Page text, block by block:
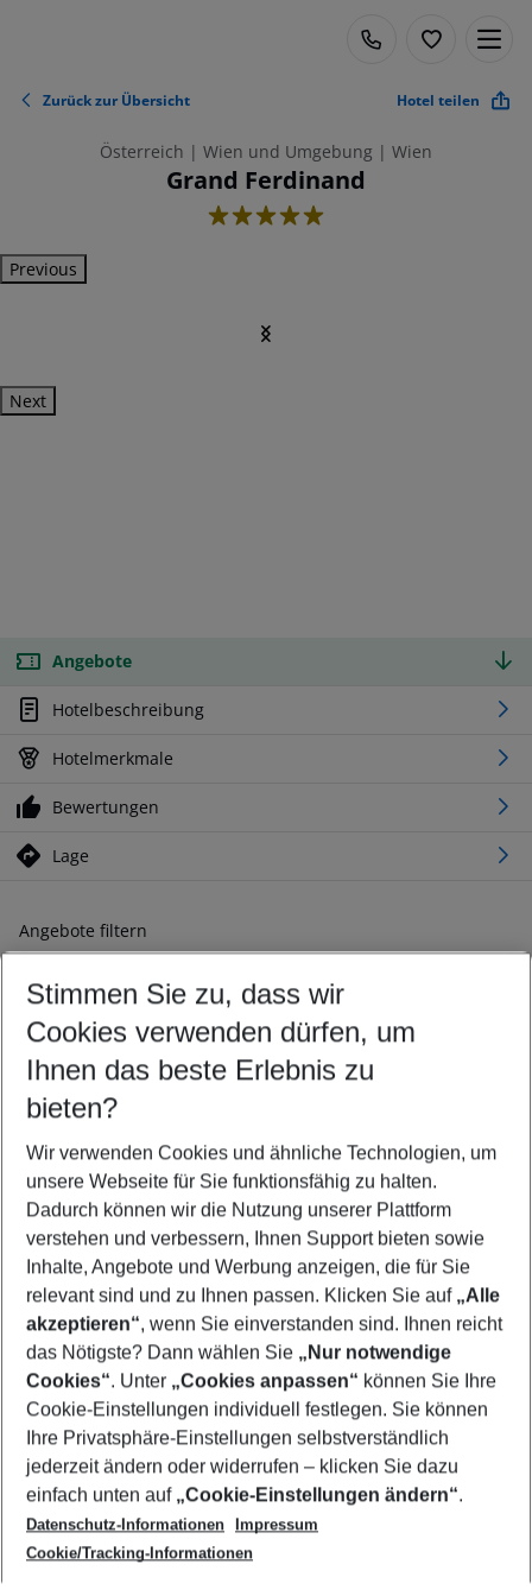
Zurück zur Übersicht Hotel teilen
Österreich | Wien und Umgebung | Wien
Grand Ferdinand
5
Previous
Next
Angebote
Hotelbeschreibung
Hotelmerkmale
Bewertungen
Lage
Angebote filtern
Ändern Sie Ihre Kriterien nach Ihren Wünschen
Abflughafen wählen
Beliebiger Abflughafen
Reisezeitraum wählen
10.08.26– 08.08.27 5-8 Nächte
2 Erwachsene Keine Kinder
Mehr Filter anzeigen
Footer
Footer navigation
Über uns
AGB
Cookie-Einstellungen ändern
Cookie-Richtlinie
Datenschutz
Service & Hilfe
Barrierefreies Reisen
Check-in
Folgen Sie uns
Stimmen Sie zu, dass wir
Cookies verwenden dürfen, um
Ihnen das beste Erlebnis zu
bieten?
Wir verwenden Cookies und ähnliche Technologien, um
unsere Webseite für Sie funktionsfähig zu halten.
Dadurch können wir die Nutzung unserer Plattform
verstehen und verbessern, Ihnen Support bieten sowie
Inhalte, Angebote und Werbung anzeigen, die für Sie
relevant sind und zu Ihnen passen. Klicken Sie auf „Alle
akzeptieren“, wenn Sie einverstanden sind. Ihnen reicht
das Nötigste? Dann wählen Sie „Nur notwendige
Cookies“. Unter „Cookies anpassen“ können Sie Ihre
Cookie-Einstellungen individuell festlegen. Sie können
Ihre Privatsphäre-Einstellungen selbstverständlich
jederzeit ändern oder widerrufen – klicken Sie dazu
einfach unten auf „Cookie-Einstellungen ändern“.
Datenschutz-Informationen
Impressum
Cookie/Tracking-Informationen